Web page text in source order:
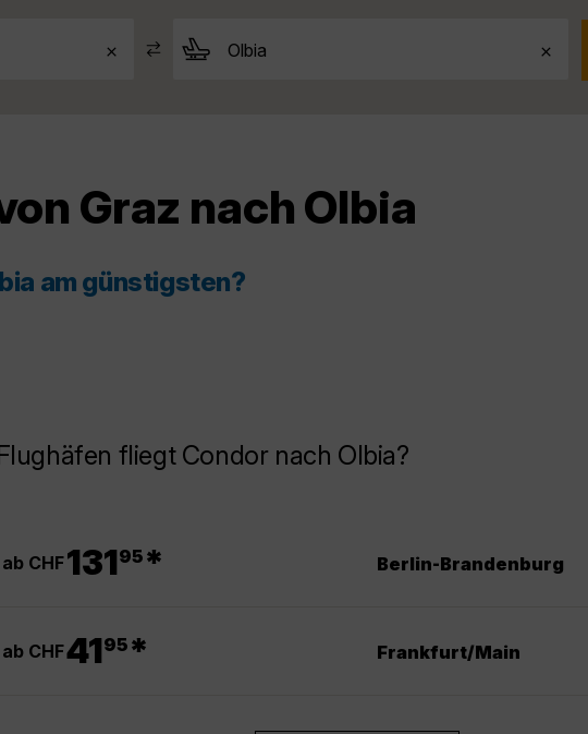
Graz nach Olbia
am günstigsten?
fliegt Condor nach Olbia?
ab CHF13195 * Berlin-Brandenburg
ab CHF4195 * Frankfurt/Main